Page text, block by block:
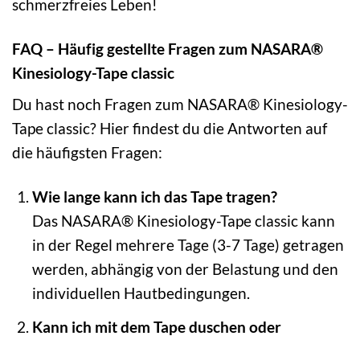
schmerzfreies Leben!
FAQ – Häufig gestellte Fragen zum NASARA®
Kinesiology-Tape classic
Du hast noch Fragen zum NASARA® Kinesiology-
Tape classic? Hier findest du die Antworten auf
die häufigsten Fragen:
Wie lange kann ich das Tape tragen?
Das NASARA® Kinesiology-Tape classic kann
in der Regel mehrere Tage (3-7 Tage) getragen
werden, abhängig von der Belastung und den
individuellen Hautbedingungen.
Kann ich mit dem Tape duschen oder